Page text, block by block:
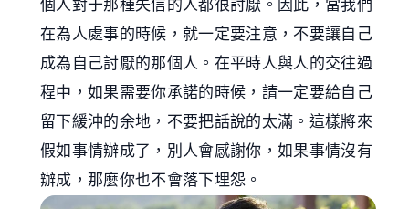
個人對于那種失信的人都很討厭。因此，當我們
在為人處事的時候，就一定要注意，不要讓自己
成為自己討厭的那個人。在平時人與人的交往過
程中，如果需要你承諾的時候，請一定要給自己
留下緩沖的余地，不要把話說的太滿。這樣將來
假如事情辦成了，別人會感謝你，如果事情沒有
辦成，那麼你也不會落下埋怨。